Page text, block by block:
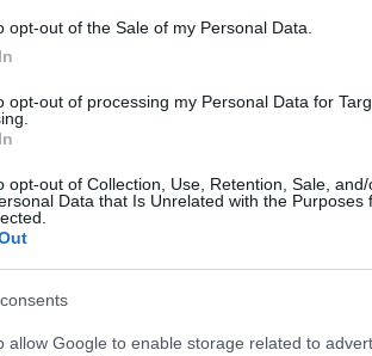
opt-out of the Sale of my Personal Data.
opt-out of processing my Personal Data for
opt-out of Collection, Use, Retention, Sale,
Data that Is Unrelated with the Purposes
allow Google to enable storage related to
na travi, imao je šta da
nekog iz svog boksa,
i ti!" , rekao je iznervirani Novak.